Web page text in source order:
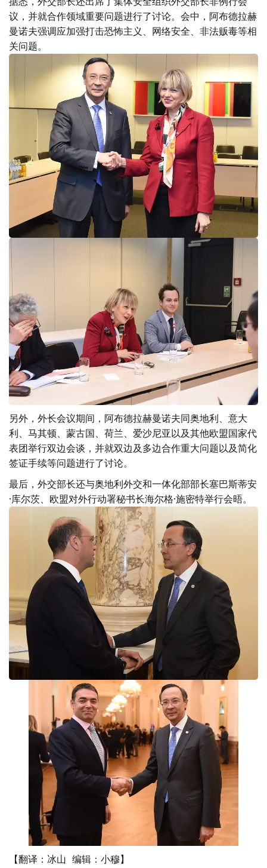
议，并就合作领域重要问题进行了讨论。会中，阿布德拉赫
曼诺夫强调应加强打击恐怖主义、网络安全、非法贩毒等相
关问题。
另外，外长会议期间，阿布德拉赫曼诺夫同奥地利、意大
利、马其顿、蒙古国、荷兰、爱沙尼亚以及其他欧盟国家代
表团举行双边会谈，并就双边及多边合作重大问题以及简化
签证手续等问题进行了讨论。
最后，外交部长还与奥地利外交和一体化部部长塞巴斯蒂安
·库尔茨、欧盟对外行动署秘书长海尔格·施密特举行会晤。
【翻译：冰山 编辑：小穆】